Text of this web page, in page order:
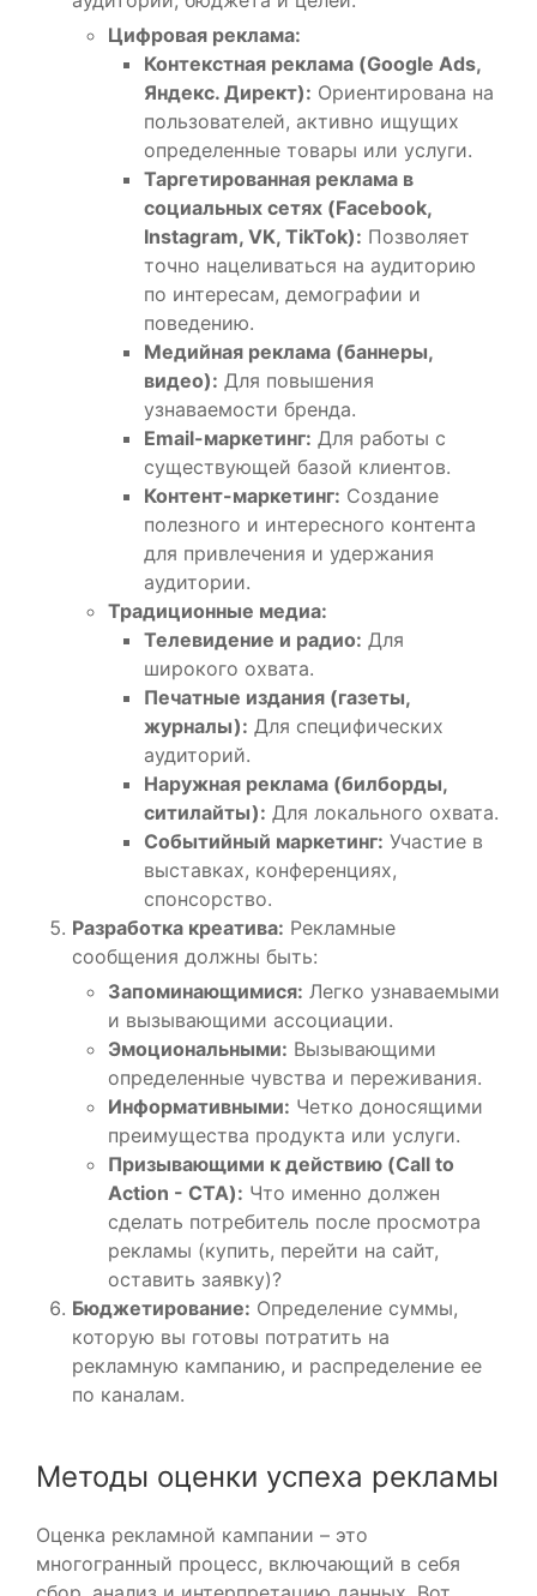
Цифровая реклама:
Контекстная реклама (Google Ads,
Яндекс. Директ): Ориентирована на
пользователей, активно ищущих
определенные товары или услуги.
Таргетированная реклама в
социальных сетях (Facebook,
Instagram, VK, TikTok): Позволяет
точно нацеливаться на аудиторию
по интересам, демографии и
поведению.
Медийная реклама (баннеры,
видео): Для повышения
узнаваемости бренда.
Email-маркетинг: Для работы с
существующей базой клиентов.
Контент-маркетинг: Создание
полезного и интересного контента
для привлечения и удержания
аудитории.
Традиционные медиа:
Телевидение и радио: Для
широкого охвата.
Печатные издания (газеты,
журналы): Для специфических
аудиторий.
Наружная реклама (билборды,
ситилайты): Для локального охвата.
Событийный маркетинг: Участие в
выставках, конференциях,
спонсорство.
Разработка креатива: Рекламные
сообщения должны быть:
Запоминающимися: Легко узнаваемыми
и вызывающими ассоциации.
Эмоциональными: Вызывающими
определенные чувства и переживания.
Информативными: Четко доносящими
преимущества продукта или услуги.
Призывающими к действию (Call to
Action - CTA): Что именно должен
сделать потребитель после просмотра
рекламы (купить, перейти на сайт,
оставить заявку)?
Бюджетирование: Определение суммы,
которую вы готовы потратить на
рекламную кампанию, и распределение ее
по каналам.
Методы оценки успеха рекламы
Оценка рекламной кампании – это
многогранный процесс, включающий в себя